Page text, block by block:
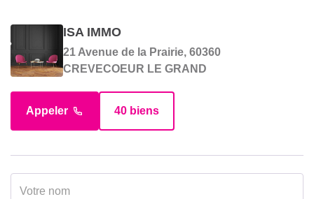
Chambres
ISA IMMO
21 Avenue de la Prairie, 60360
CREVECOEUR LE GRAND
Appeler 40 biens